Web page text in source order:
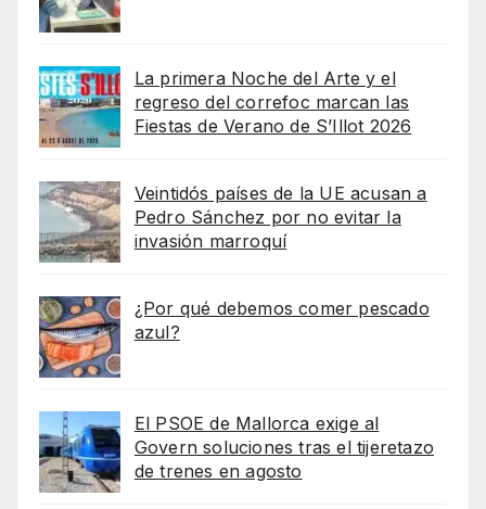
La primera Noche del Arte y el
regreso del correfoc marcan las
Fiestas de Verano de S’Illot 2026
Veintidós países de la UE acusan a
Pedro Sánchez por no evitar la
invasión marroquí
¿Por qué debemos comer pescado
azul?
El PSOE de Mallorca exige al
Govern soluciones tras el tijeretazo
de trenes en agosto